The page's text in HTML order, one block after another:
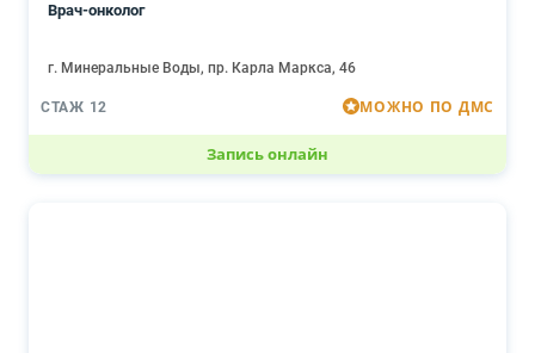
Врач-онколог
г. Минеральные Воды, пр. Карла Маркса, 46
СТАЖ 12 МОЖНО ПО ДМС
Запись онлайн